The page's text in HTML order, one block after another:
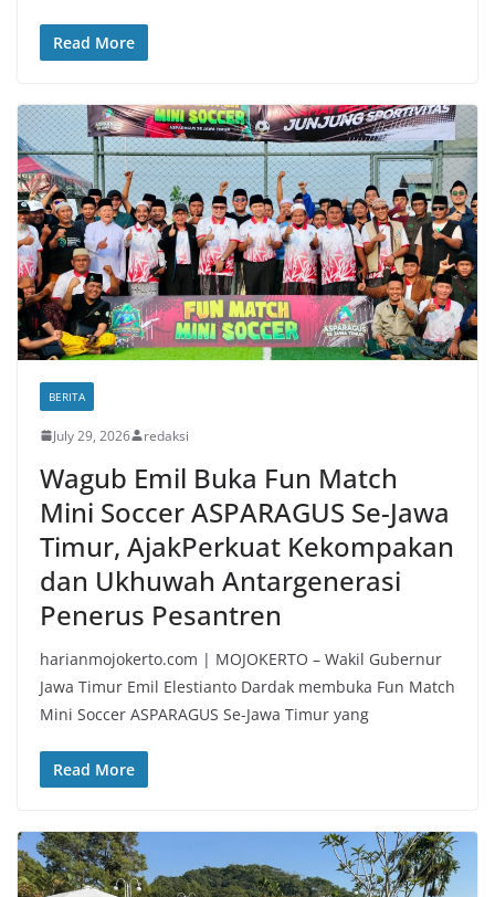
Read More
BERITA
July 29, 2026 redaksi
Wagub Emil Buka Fun Match
Mini Soccer ASPARAGUS Se-Jawa
Timur, AjakPerkuat Kekompakan
dan Ukhuwah Antargenerasi
Penerus Pesantren
harianmojokerto.com | MOJOKERTO – Wakil Gubernur
Jawa Timur Emil Elestianto Dardak membuka Fun Match
Mini Soccer ASPARAGUS Se-Jawa Timur yang
Read More